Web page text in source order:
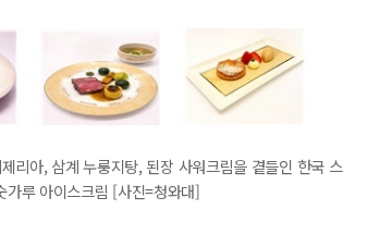
리아, 삼계 누룽지탕, 된장 사워크림을 곁들인 한국 스
가루 아이스크림 [사진=청와대]